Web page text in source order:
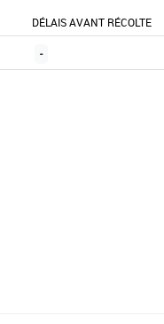
DÉLAIS AVANT RÉCOLTE
-